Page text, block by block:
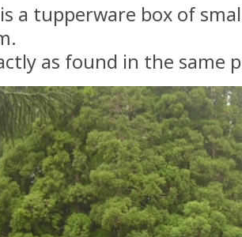
a tupperware box of
as found in the same